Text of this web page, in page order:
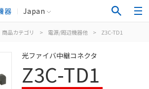
器 Japan
商品カテゴリ > 電源/周辺機器他 > Z3C-TD1
光ファイバ中継コネクタ
Z3C-TD1